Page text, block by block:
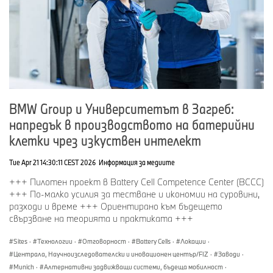
BMW Серия 2 F46 2014 – 2023 209 883
Общо BMW Серия 2 209 883
BMW Серия 4
Кабриолет
F33 2013 – 2020 158 587
BMW Серия 4
Кабриолет
F83 2013 – 2020 19 869
BMW X2 F39 2016 – 2023 307 555
Общо BMW X2 492 167
BMW Group и Университетът в Загреб:
напредък в производството на батерийни
клетки чрез изкуствен интелект
Tue Apr 21 14:30:11 CEST 2026 Информация за медиите
+++ Пилотен проект в Battery Cell Competence Center (BCCC)
+++ По-малко усилия за тестване и икономии на суровини,
разходи и време +++ Ориентирано към бъдещето
свързване на теорията и практиката +++
Sites · Технологии · Отговорност · Battery Cells · Локации ·
Централа, Научноизследователски и иновационен център/FIZ · Заводи ·
Munich · Алтернативни задвижващи системи, бъдеща мобилност ·